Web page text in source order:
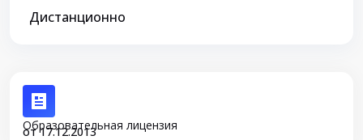
Дистанционно
Образовательная лицензия
от 17.12.2013